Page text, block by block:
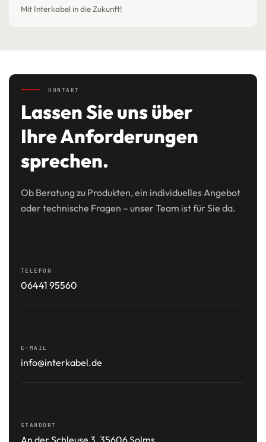
Mit Interkabel in die Zukunft!
KONTAKT
Lassen Sie uns über
Ihre Anforderungen
sprechen.
Ob Beratung zu Produkten, ein individuelles Angebot
oder technische Fragen – unser Team ist für Sie da.
TELEFON
06441 95560
E-MAIL
info@interkabel.de
STANDORT
An der Schleuse 3, 35606 Solms